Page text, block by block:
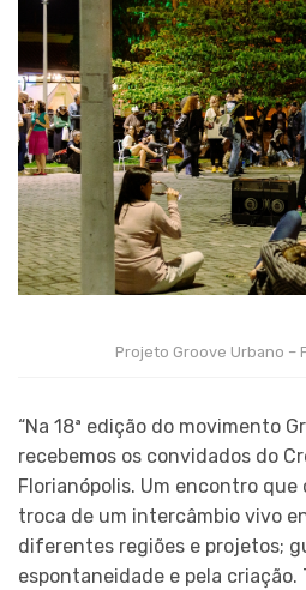
Projeto Groove Urbano –
“Na 18ª edição do movimento
recebemos os convidados do
Florianópolis. Um encontro que
troca de um intercâmbio vivo
diferentes regiões e projetos;
espontaneidade e pela criação.